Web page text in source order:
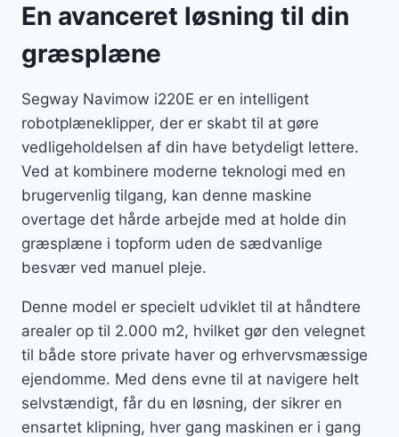
En avanceret løsning til din
græsplæne
Segway Navimow i220E er en intelligent
robotplæneklipper, der er skabt til at gøre
vedligeholdelsen af din have betydeligt lettere.
Ved at kombinere moderne teknologi med en
brugervenlig tilgang, kan denne maskine
overtage det hårde arbejde med at holde din
græsplæne i topform uden de sædvanlige
besvær ved manuel pleje.
Denne model er specielt udviklet til at håndtere
arealer op til 2.000 m2, hvilket gør den velegnet
til både store private haver og erhvervsmæssige
ejendomme. Med dens evne til at navigere helt
selvstændigt, får du en løsning, der sikrer en
ensartet klipning, hver gang maskinen er i gang